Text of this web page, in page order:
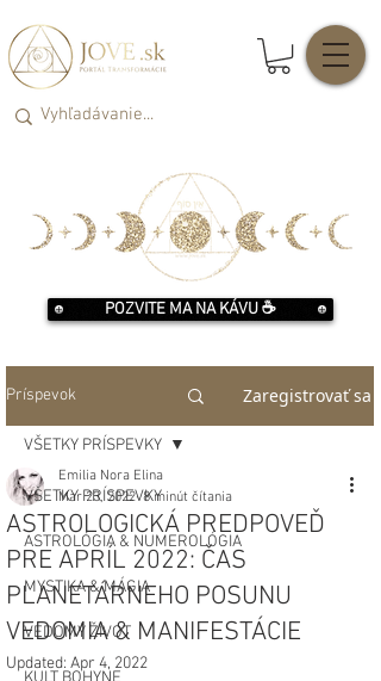
POZVITE MA NA KÁVU ☕️
Príspevok Zaregistrovať sa
VŠETKY PRÍSPEVKY
ASTROLÓGIA & NUMEROLÓGIA
MYSTIKA & MÁGIA
VEDOMÝ ŽIVOT
VŠETKY PRÍSPEVKY
ASTROLOGICKÁ PREDPOVEĎ
PRE APRÍL 2022: ČAS
PLANETÁRNEHO POSUNU
VEDOMIA & MANIFESTÁCIE
Emilia Nora Elina
Mar 23, 2022 8 minút čítania
Updated: Apr 4, 2022